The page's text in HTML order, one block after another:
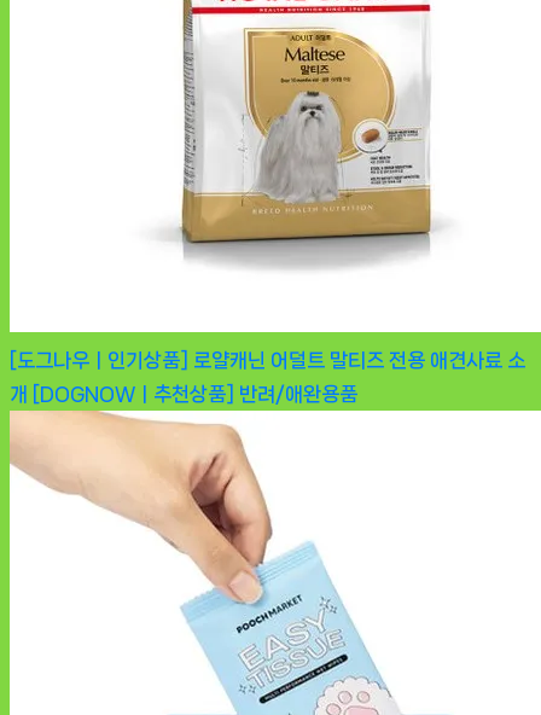
[도그나우ㅣ인기상품] 로얄캐닌 어덜트 말티즈 전용 애견사료 소
개 [DOGNOWㅣ추천상품] 반려/애완용품